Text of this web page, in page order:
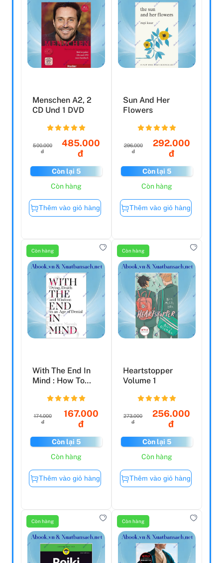
Menschen A2, 2
CD Und 1 DVD
500.000
đ
485.000
đ
Còn lại 5
Còn hàng
Thêm vào giỏ hàng
Sun And Her
Flowers
296.000
đ
292.000
đ
Còn lại 5
Còn hàng
Thêm vào giỏ hàng
Còn hàng
With The End In
Mind : How To
174.000
đ
167.000
đ
Còn lại 5
Còn hàng
Thêm vào giỏ hàng
Còn hàng
Heartstopper
Volume 1
273.000
đ
256.000
đ
Còn lại 5
Còn hàng
Thêm vào giỏ hàng
Còn hàng Còn hàng